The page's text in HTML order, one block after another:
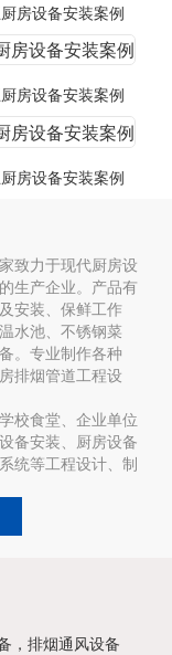
房设备安装案例
房设备安装案例
房设备安装案例
致力于现代厨房设
生产企业。产品有
安装、保鲜工作
水池、不锈钢菜
。专业制作各种
排烟管道工程设
校食堂、企业单位
备安装、厨房设备
统等工程设计、制
，排烟通风设备